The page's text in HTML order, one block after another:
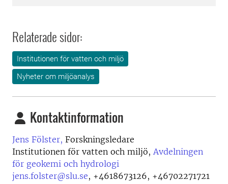
Relaterade sidor:
Institutionen för vatten och miljö
Nyheter om miljöanalys
Kontaktinformation
Jens Fölster, Forskningsledare
Institutionen för vatten och miljö, Avdelningen
för geokemi och hydrologi
jens.folster@slu.se, +4618673126, +46702271721